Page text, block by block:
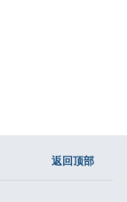
返回顶部